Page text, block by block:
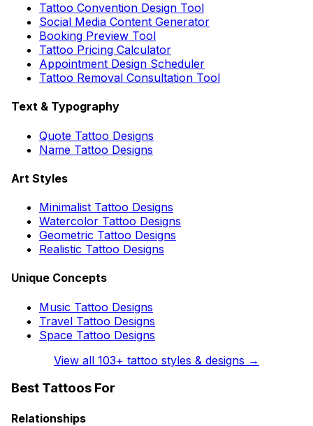
Tattoo Convention Design Tool
Social Media Content Generator
Booking Preview Tool
Tattoo Pricing Calculator
Appointment Design Scheduler
Tattoo Removal Consultation Tool
Text & Typography
Quote Tattoo Designs
Name Tattoo Designs
Art Styles
Minimalist Tattoo Designs
Watercolor Tattoo Designs
Geometric Tattoo Designs
Realistic Tattoo Designs
Unique Concepts
Music Tattoo Designs
Travel Tattoo Designs
Space Tattoo Designs
View all 103+ tattoo styles & designs →
Best Tattoos For
Relationships